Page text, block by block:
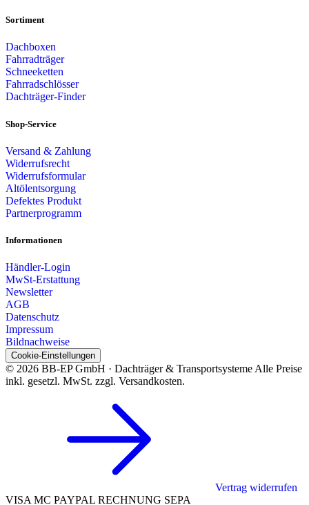
Sortiment
Dachboxen
Fahrradträger
Schneeketten
Fahrradschlösser
Dachträger-Finder
Shop-Service
Versand & Zahlung
Widerrufsrecht
Widerrufsformular
Altölentsorgung
Defektes Produkt
Partnerprogramm
Informationen
Händler-Login
MwSt-Erstattung
Newsletter
AGB
Datenschutz
Impressum
Bildnachweise
Cookie-Einstellungen
© 2026 BB-EP GmbH · Dachträger & Transportsysteme Alle Preise
inkl. gesetzl. MwSt. zzgl. Versandkosten.
Vertrag widerrufen
VISA MC PAYPAL RECHNUNG SEPA